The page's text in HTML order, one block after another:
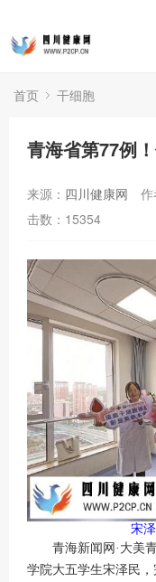
首页 干细胞
青海省第77例
来源： 四川健康网 作
击数： 15354
宋
青海新闻网·大美青
学院大五学生宋泽民